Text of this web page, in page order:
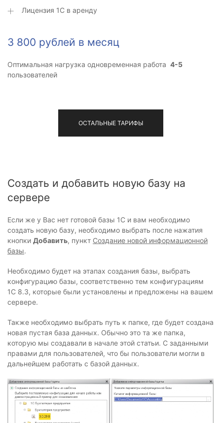
Лицензия 1С в аренду
3 800 рублей в месяц
Оптимальная нагрузка одновременная работа 4-5
пользователей
ОСТАЛЬНЫЕ ТАРИФЫ
Создать и добавить новую базу на
сервере
Если же у Вас нет готовой базы 1С и вам необходимо
создать новую базу, необходимо выбрать после нажатия
кнопки Добавить, пункт Создание новой информационной
базы.
Необходимо будет на этапах создания базы, выбрать
конфигурацию базы, соответственно тем конфигурациям
1С 8.3, которые были установлены и предложены на вашем
сервере.
Также необходимо выбрать путь к папке, где будет создана
новая пустая база данных. Обычно это та же папка,
которую мы создавали в начале этой статьи. С заданными
правами для пользователей, что бы пользователи могли в
дальнейшем работать с базой данных.